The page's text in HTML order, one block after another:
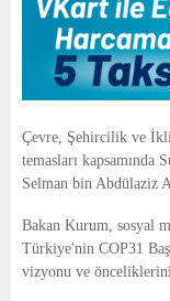
E
N
U
Çevre, Şehircilik ve
temasları kapsamında
Selman bin Abdülaziz
Bakan Kurum, sosyal
Türkiye'nin COP31
vizyonu ve önceliklerini